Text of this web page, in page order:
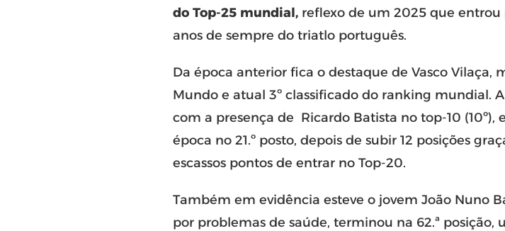
do Top-25 mundial, reflexo de um 2025 que
anos de sempre do triatlo português.
Da época anterior fica o destaque de Vasco Vilaça,
Mundo e atual 3º classificado do ranking mundial.
com a presença de Ricardo Batista no top-10 (10º),
época no 21.º posto, depois de subir 12 posições
escassos pontos de entrar no Top-20.
Também em evidência esteve o jovem João Nuno
por problemas de saúde, terminou na 62.ª